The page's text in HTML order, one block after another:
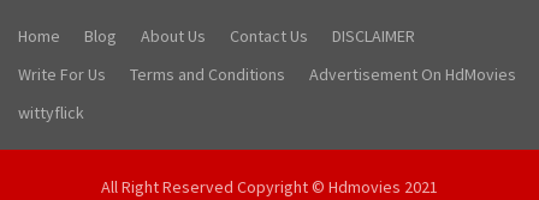
Home Blog About Us Contact Us
DISCLAIMER
Write For Us
Terms and Conditions
Advertisement On HdMovies
wittyflick
All Right Reserved Copyright © Hdmovies 2021